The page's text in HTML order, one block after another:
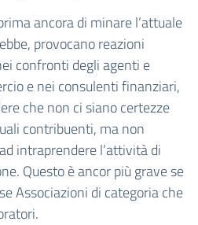
ancora di minare l’attuale
provocano reazioni
confronti degli agenti e
e nei consulenti finanziari,
che non ci siano certezze
contribuenti, ma non
intraprendere l’attività di
Questo è ancor più grave se
Associazioni di categoria che